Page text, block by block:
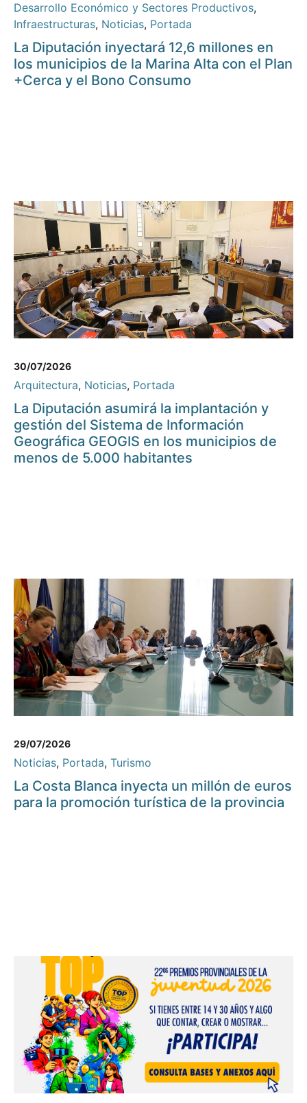
Desarrollo Económico y Sectores Productivos,
Infraestructuras, Noticias, Portada
La Diputación inyectará 12,6 millones en
los municipios de la Marina Alta con el Plan
+Cerca y el Bono Consumo
30/07/2026
Arquitectura, Noticias, Portada
La Diputación asumirá la implantación y
gestión del Sistema de Información
Geográfica GEOGIS en los municipios de
menos de 5.000 habitantes
29/07/2026
Noticias, Portada, Turismo
La Costa Blanca inyecta un millón de euros
para la promoción turística de la provincia